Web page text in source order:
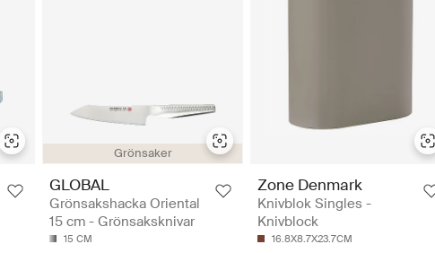
Grönsaker
GLOBAL
Grönsakshacka Oriental
15 cm - Grönsaksknivar
15 CM
Zone Denmark
Knivblok Singles -
Knivblock
16.8X8.7X23.7CM